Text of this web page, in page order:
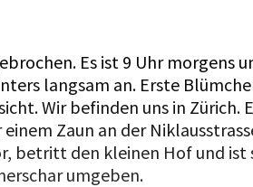
Es ist 9 Uhr morgens
langsam an. Erste
Wir befinden uns in Zürich.
Zaun an der
betritt den kleinen Hof und
umgeben.